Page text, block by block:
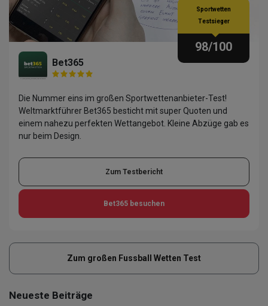
Bet365
Sportwetten
Testsieger
98/100
Die Nummer eins im großen Sportwettenanbieter-Test!
Weltmarktführer Bet365 besticht mit super Quoten und
einem nahezu perfekten Wettangebot. Kleine Abzüge gab es
nur beim Design.
Zum Testbericht
Bet365 besuchen
Zum großen Fussball Wetten Test
Neueste Beiträge